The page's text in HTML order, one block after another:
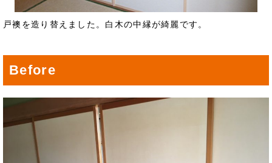
戸襖を造り替えました。白木の中縁が綺麗です。
Before